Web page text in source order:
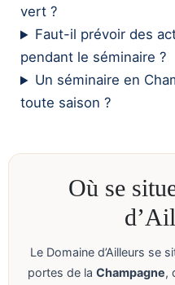
vert ?
Faut-il prévoir des
pendant le séminaire ?
Un séminaire en
toute saison ?
Où se
Le Domaine d’Ailleurs se
portes de la Champagne,